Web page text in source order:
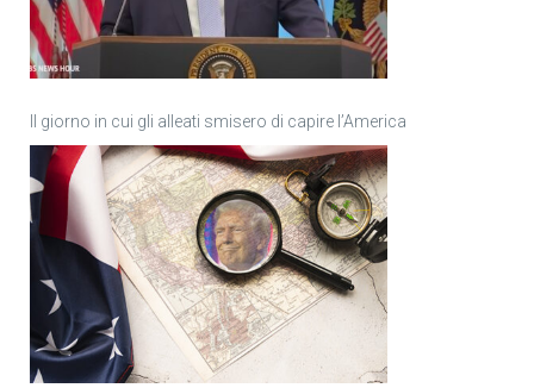
Il giorno in cui gli alleati smisero di capire l’America